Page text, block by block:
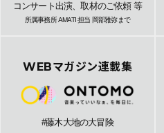
コンサート出演、取材のご依頼 等
所属事務所 AMATI 担当 岡部雅弥まで
WEBマガジン連載集
#藤木大地の大冒険